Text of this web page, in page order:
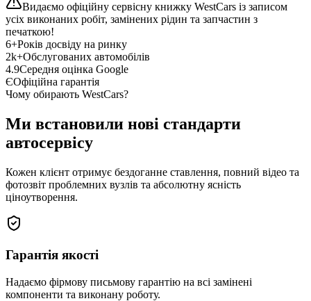
Видаємо офіційну сервісну книжку WestCars із записом
усіх виконаних робіт, замінених рідин та запчастин з
печаткою!
6+Років досвіду на ринку
2k+Обслугованих автомобілів
4.9Середня оцінка Google
ЄОфіційна гарантія
Чому обирають WestCars?
Ми встановили нові стандарти
автосервісу
Кожен клієнт отримує бездоганне ставлення, повний відео та
фотозвіт проблемних вузлів та абсолютну ясність
ціноутворення.
Гарантія якості
Надаємо фірмову письмову гарантію на всі замінені
компоненти та виконану роботу.